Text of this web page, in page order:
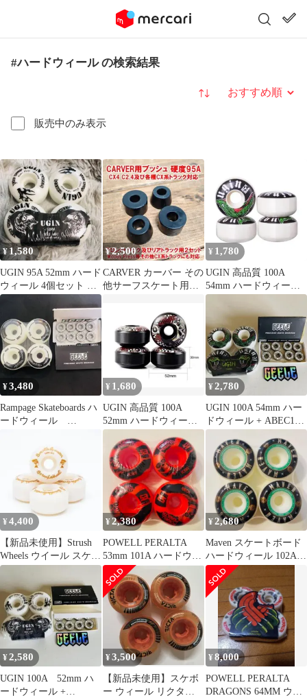
#ハードウィール の検索結果
販売中のみ表示
並び替え
¥1,580
UGIN 95A 52mm ハード
ウィール 4個セット ス
ケートボード スケボー
¥2,500
CARVER カーバー その
他サーフスケート用ブ
¥ 1,780
UGIN 高品質 100A
54mm ハードウィール
4個セット スケートボ
ード
¥3,480
Rampage Skateboards ハ
ードウィール
¥ 1,680
UGIN 高品質 100A
52mm ハードウィール
4個セット スケートボ
ード
¥2,780
UGIN 100A 54mm ハー
ドウィール + ABEC11
¥4,400
【新品未使用】Strush
Wheels ウイール スケー
トボード スケボー
¥2,380
POWELL PERALTA
53mm 101A ハードウィ
ール 4個セット
¥2,680
Maven スケートボード
ハードウィール 102A
52mm 4個セット
¥2,580
UGIN 100A 52mm ハ
ードウィール +
¥3,500
【新品未使用】スケボ
ー ウィール リクタ
¥8,000
POWELL PERALTA
DRAGONS 64MM ウィ